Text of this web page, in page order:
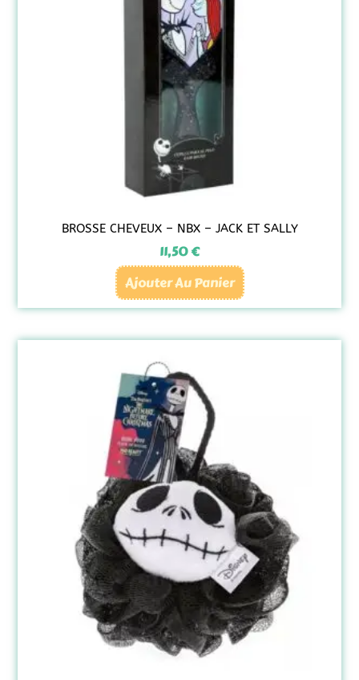
BROSSE CHEVEUX – NBX – JACK ET SALLY
11,50€
Ajouter Au Panier